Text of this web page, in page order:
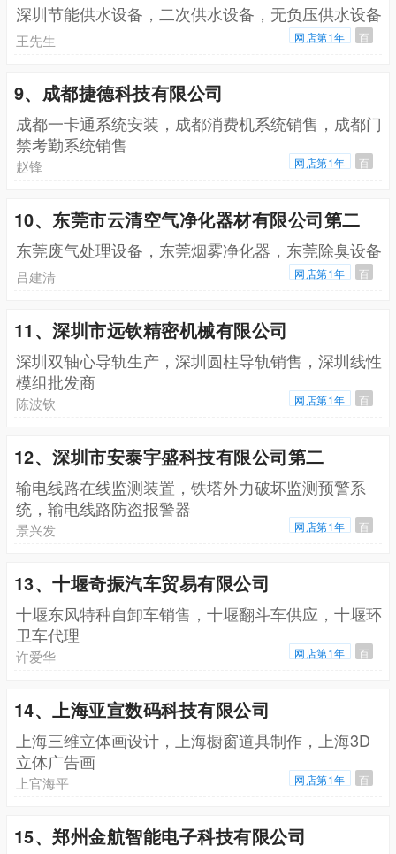
深圳节能供水设备，二次供水设备，无负压供水设备
王先生 网店第1年 百
9、成都捷德科技有限公司
成都一卡通系统安装，成都消费机系统销售，成都门
禁考勤系统销售
赵锋 网店第1年 百
10、东莞市云清空气净化器材有限公司第二
东莞废气处理设备，东莞烟雾净化器，东莞除臭设备
吕建清 网店第1年 百
11、深圳市远钦精密机械有限公司
深圳双轴心导轨生产，深圳圆柱导轨销售，深圳线性
模组批发商
陈波钦 网店第1年 百
12、深圳市安泰宇盛科技有限公司第二
输电线路在线监测装置，铁塔外力破坏监测预警系
统，输电线路防盗报警器
景兴发 网店第1年 百
13、十堰奇振汽车贸易有限公司
十堰东风特种自卸车销售，十堰翻斗车供应，十堰环
卫车代理
许爱华 网店第1年 百
14、上海亚宣数码科技有限公司
上海三维立体画设计，上海橱窗道具制作，上海3D
立体广告画
上官海平 网店第1年 百
15、郑州金航智能电子科技有限公司